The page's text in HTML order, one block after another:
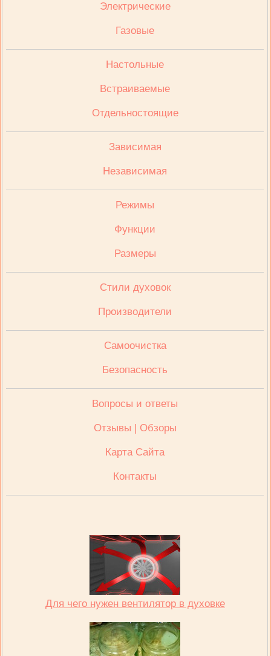
Электрические
Газовые
Настольные
Встраиваемые
Отдельностоящие
Зависимая
Независимая
Режимы
Функции
Размеры
Стили духовок
Производители
Cамоочистка
Безопасность
Вопросы и ответы
Отзывы | Обзоры
Карта Сайта
Контакты
Для чего нужен вентилятор в духовке